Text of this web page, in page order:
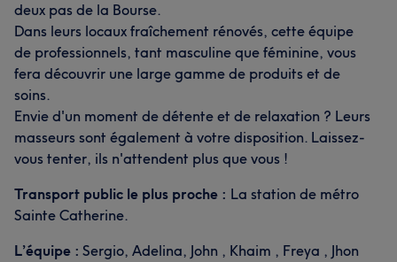
deux pas de la Bourse.
Dans leurs locaux fraîchement rénovés, cette équipe
de professionnels, tant masculine que féminine, vous
fera découvrir une large gamme de produits et de
soins.
Envie d'un moment de détente et de relaxation ? Leurs
masseurs sont également à votre disposition. Laissez-
vous tenter, ils n'attendent plus que vous !
Transport public le plus proche : La station de métro
Sainte Catherine.
L’équipe : Sergio, Adelina, John , Khaim , Freya , Jhon